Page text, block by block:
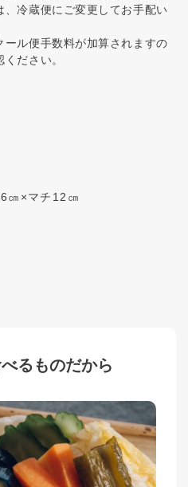
冷蔵便にご変更してお手配い
ル便手数料が加算されますの
ださい。
㎝×マチ12㎝
るものだから